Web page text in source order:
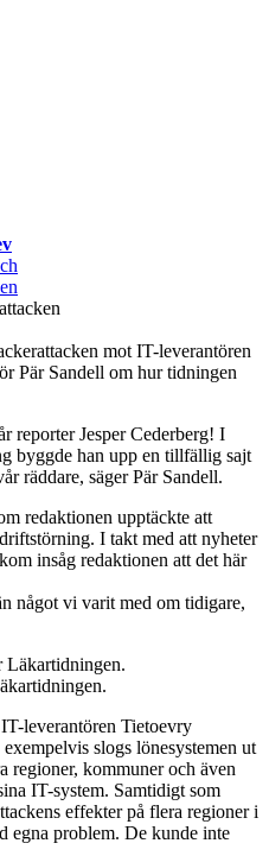
mot IT-leverantören
Pär Sandell om hur tidningen
reporter Jesper Cederberg! I
byggde han upp en tillfällig sajt
räddare, säger Pär Sandell.
redaktionen upptäckte att
I takt med att nyheter
insåg redaktionen att det här
något vi varit med om tidigare,
leverantören Tietoevry
slogs lönesystemen ut
regioner, kommuner och även
IT-system. Samtidigt som
effekter på flera regioner i
egna problem. De kunde inte